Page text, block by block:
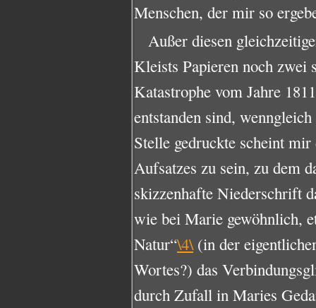
Menschen, der mir so
Außer diesen
Kleists Papieren noch zwei
Katastrophe vom Jahre
entstanden sind,
Stelle gedruckte scheint
Aufsatzes zu sein, zu dem
skizzenhafte Niederschrift
wie bei Marie gewöhnlich,
Natur“\4\ (in der
Wortes?) das
durch Zufall in Maries